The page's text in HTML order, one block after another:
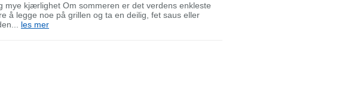
mye kjærlighet Om sommeren er det verdens enkleste
å legge noe på grillen og ta en deilig, fet saus eller
les mer